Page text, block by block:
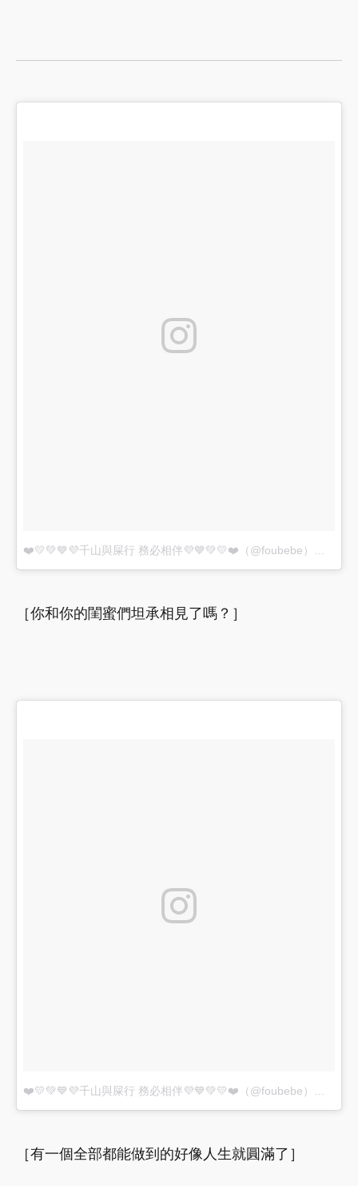
［你和你的閨蜜們坦承相見了嗎？］
❤️💛💚💙💜千山與屎行 務必相伴💜💙💚💛❤️（@foubebe）分享的貼文
［有一個全部都能做到的好像人生就圓滿了］